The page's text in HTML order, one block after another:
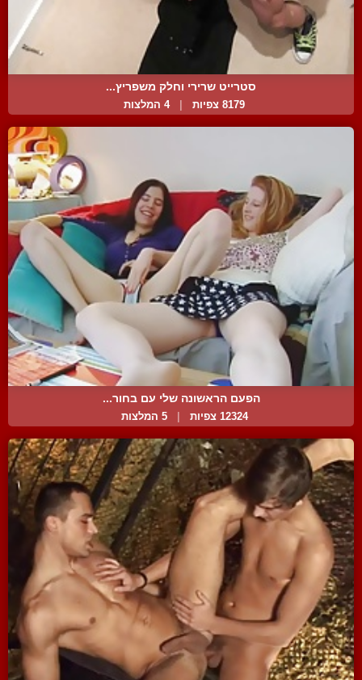
סטרייט שרירי וחלק משפריץ...
8179 צפיות 4 המלצות
הפעם הראשונה שלי עם בחור...
12324 צפיות 5 המלצות